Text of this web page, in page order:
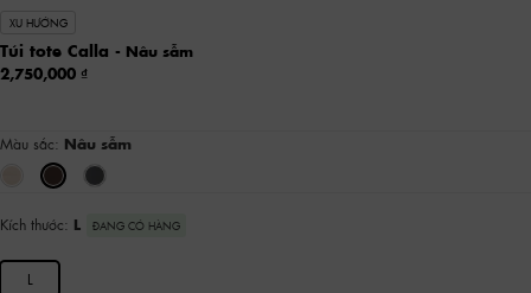
XU HƯỚNG
Túi tote Calla - Nâu sẫm
2,750,000
Màu sắc: Nâu sẫm
Kích thước: L ĐANG CÓ HÀNG
L